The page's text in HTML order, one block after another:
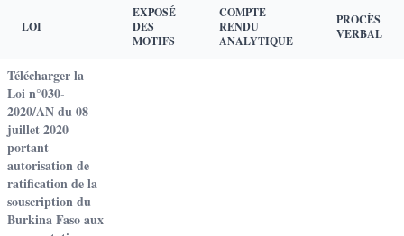
LOI
EXPOSÉ
DES
MOTIFS
COMPTE
RENDU
ANALYTIQUE
PROCÈS
VERBAL
Télécharger la
Loi n°030-
2020/AN du 08
juillet 2020
portant
autorisation de
ratification de la
souscription du
Burkina Faso aux